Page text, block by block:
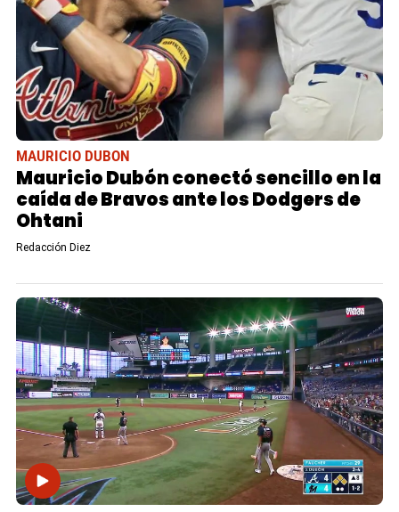
MAURICIO DUBON
Mauricio Dubón conectó sencillo en la
caída de Bravos ante los Dodgers de
Ohtani
Redacción Diez